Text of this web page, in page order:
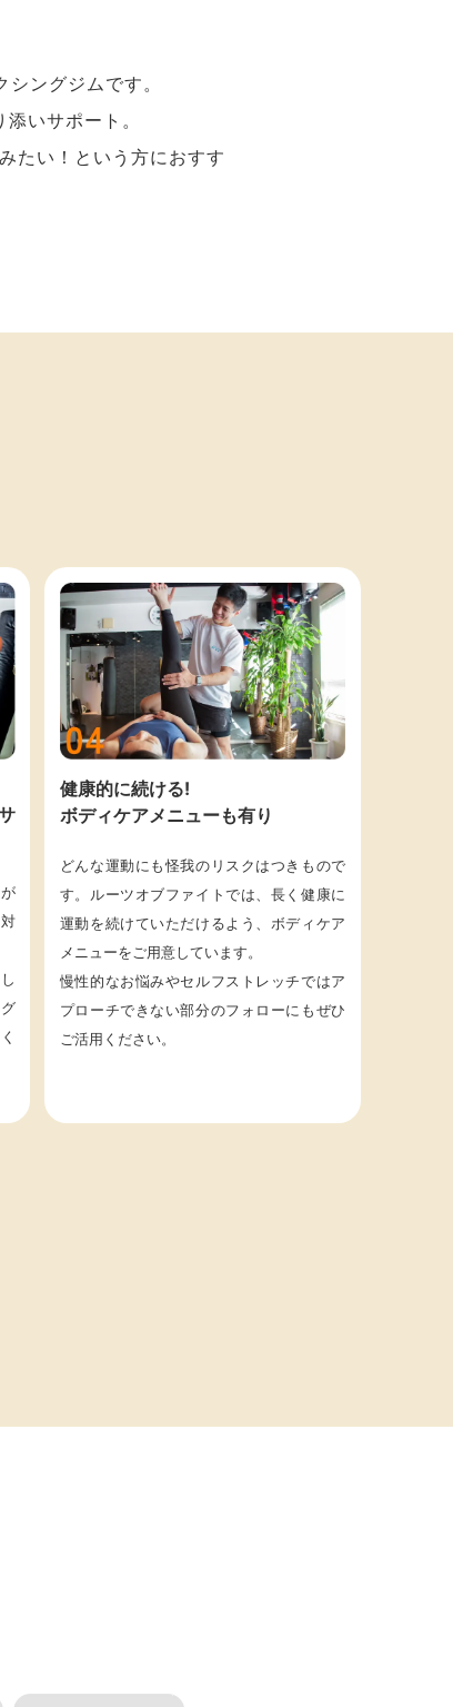
ングジムです。
いサポート。
たい！という方におすす
健康的に続ける!
ボディケアメニューも有り
どんな運動にも怪我のリスクはつきもので
す。ルーツオブファイトでは、長く健康に
運動を続けていただけるよう、ボディケア
メニューをご用意しています。
慢性的なお悩みやセルフストレッチではア
プローチできない部分のフォローにもぜひ
ご活用ください。